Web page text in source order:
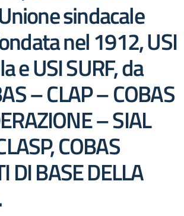
sindacale
nel 1912, USI
e USI SURF, da
– CLAP – COBAS
– SIAL
COBAS
DI BASE DELLA